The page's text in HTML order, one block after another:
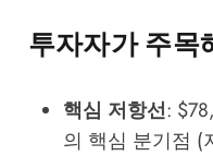
투자자가 주목
핵심 저항선:
의 핵심 분기점 (